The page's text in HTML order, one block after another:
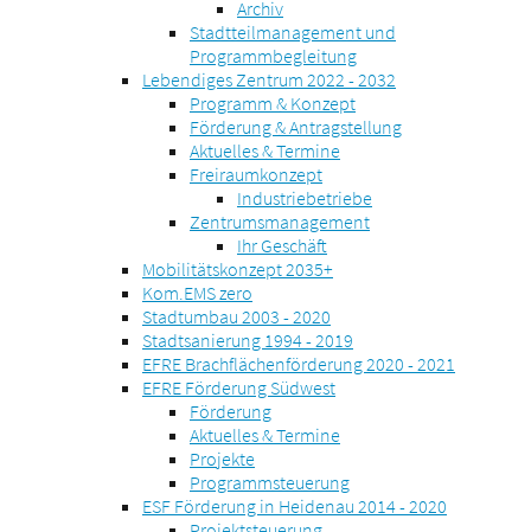
Archiv
Stadtteilmanagement und
Programmbegleitung
Lebendiges Zentrum 2022 - 2032
Programm & Konzept
Förderung & Antragstellung
Aktuelles & Termine
Freiraumkonzept
Industriebetriebe
Zentrumsmanagement
Ihr Geschäft
Mobilitätskonzept 2035+
Kom.EMS zero
Stadtumbau 2003 - 2020
Stadtsanierung 1994 - 2019
EFRE Brachflächenförderung 2020 - 2021
EFRE Förderung Südwest
Förderung
Aktuelles & Termine
Projekte
Programmsteuerung
ESF Förderung in Heidenau 2014 - 2020